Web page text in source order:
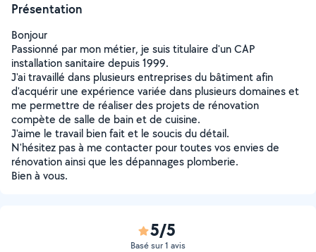
Présentation
Bonjour
Passionné par mon métier, je suis titulaire d'un CAP
installation sanitaire depuis 1999.
J'ai travaillé dans plusieurs entreprises du bâtiment afin
d'acquérir une expérience variée dans plusieurs domaines et
me permettre de réaliser des projets de rénovation
compète de salle de bain et de cuisine.
J'aime le travail bien fait et le soucis du détail.
N'hésitez pas à me contacter pour toutes vos envies de
rénovation ainsi que les dépannages plomberie.
Bien à vous.
5/5
Basé sur 1 avis